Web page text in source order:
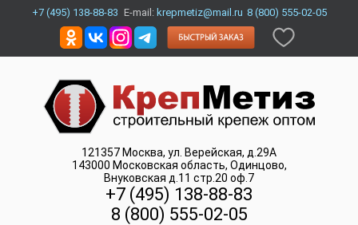
+7 (495) 138-88-83 E-mail: krepmetiz@mail.ru 8 (800) 555-02-05
121357 Москва, ул. Верейская, д.29А
143000 Московская область, Одинцово,
Внуковская д.11 стр.20 оф.7
+7 (495) 138-88-83
8 (800) 555-02-05